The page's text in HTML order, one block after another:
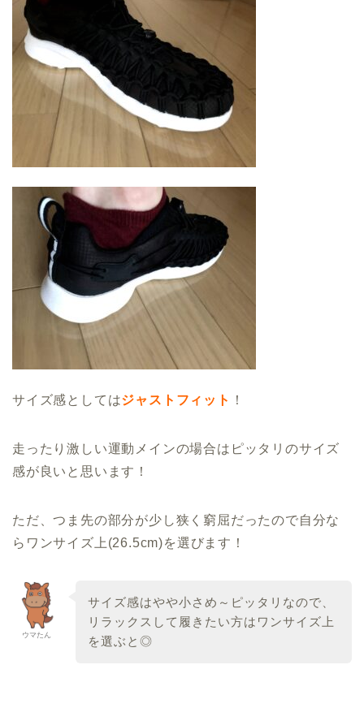
サイズ感としてはジャストフィット ！
走ったり激しい運動メインの場合はピッタリのサイズ
感が良いと思います！
ただ、つま先の部分が少し狭く窮屈だったので自分な
らワンサイズ上(26.5cm)を選びます！
ウマたん
サイズ感はやや小さめ～ピッタリなので、
リラックスして履きたい方はワンサイズ上
を選ぶと◎